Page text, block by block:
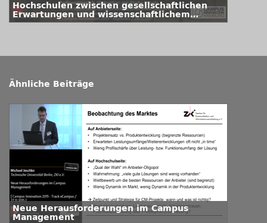
Hochschulen zwischen gesellschaftlichen
Erwartungen und wissenschaftlichem
Selbstverständnis
Ähnliche Beiträge
Neue Herausforderungen im Campus
Management